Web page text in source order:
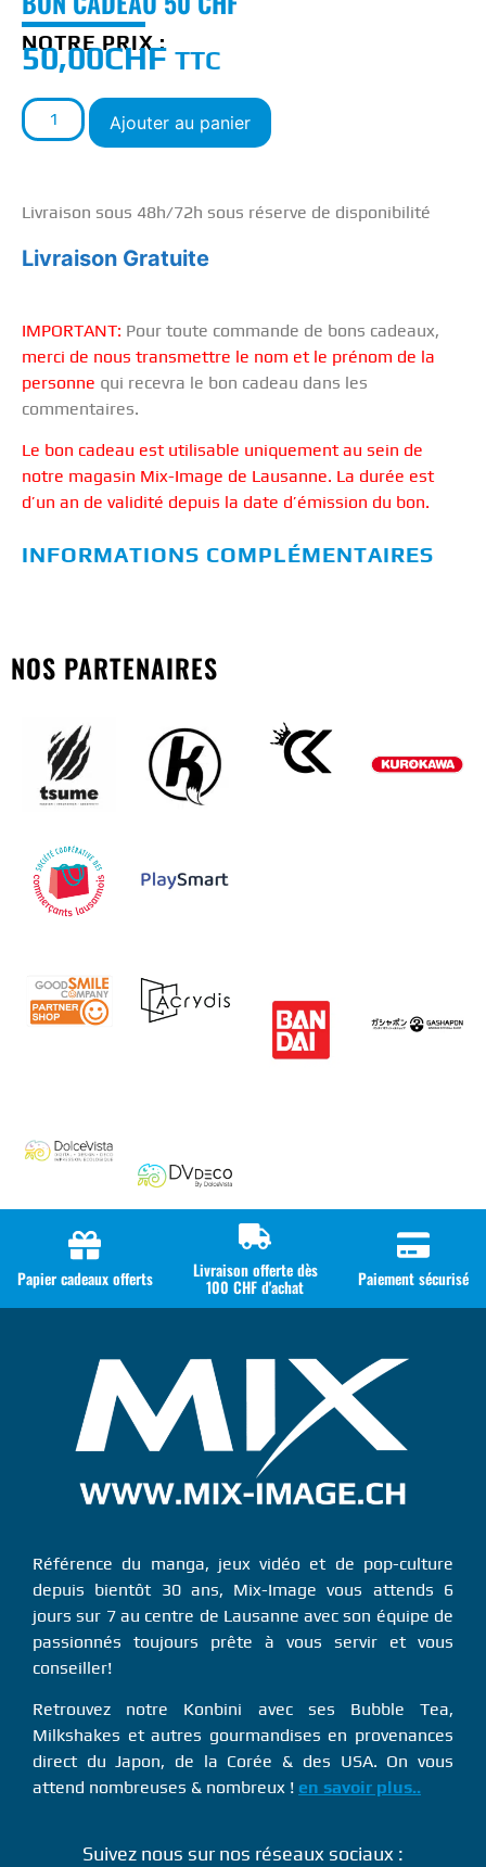
NOTRE PRIX :
50,00CHF TTC
Ajouter au panier
Livraison sous 48h/72h sous réserve de disponibilité
Livraison Gratuite
IMPORTANT: Pour toute commande de bons cadeaux,
merci de nous transmettre le nom et le prénom de la
personne qui recevra le bon cadeau dans les
commentaires.
Le bon cadeau est utilisable uniquement au sein de
notre magasin Mix-Image de Lausanne. La durée est
d’un an de validité depuis la date d’émission du bon.
INFORMATIONS COMPLÉMENTAIRES
NOS PARTENAIRES
Papier cadeaux offerts Livraison offerte dès
100 CHF d'achat Paiement sécurisé
Référence du manga, jeux vidéo et de pop-culture
depuis bientôt 30 ans, Mix-Image vous attends 6
jours sur 7 au centre de Lausanne avec son équipe de
passionnés toujours prête à vous servir et vous
conseiller!
Retrouvez notre Konbini avec ses Bubble Tea,
Milkshakes et autres gourmandises en provenances
direct du Japon, de la Corée & des USA. On vous
attend nombreuses & nombreux ! en savoir plus..
Suivez nous sur nos réseaux sociaux :